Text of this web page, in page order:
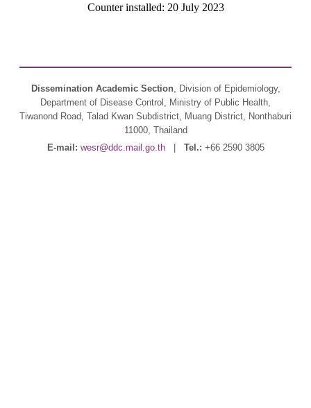
Counter installed: 20 July 2023
Dissemination Academic Section, Division of Epidemiology,
Department of Disease Control, Ministry of Public Health,
Tiwanond Road, Talad Kwan Subdistrict, Muang District, Nonthaburi
11000, Thailand
E-mail: wesr@ddc.mail.go.th| Tel.: +66 2590 3805